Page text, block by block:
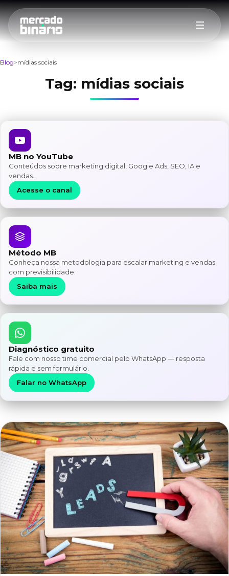
Blog mídias sociais
Tag: mídias sociais
MB no YouTube
Conteúdos sobre marketing digital, Google Ads, SEO, IA e
vendas.
Acesse o canal
Método MB
Conheça nossa metodologia para escalar marketing e vendas
com previsibilidade.
Saiba mais
Diagnóstico gratuito
Fale com nosso time comercial pelo WhatsApp — resposta
rápida e sem formulário.
Falar no WhatsApp